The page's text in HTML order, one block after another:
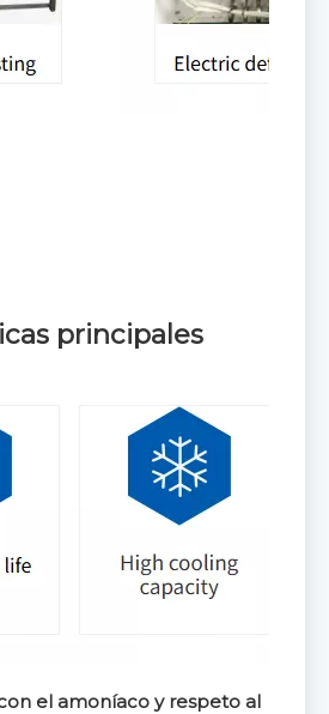
principales
el amoníaco y respeto al